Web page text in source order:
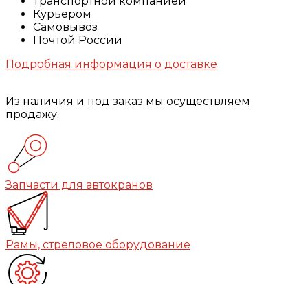
Курьером
Самовывоз
Почтой России
Подробная информация о доставке
Из наличия и под заказ мы осуществляем
продажу:
Запчасти для автокранов
Рамы, стреловое оборудование